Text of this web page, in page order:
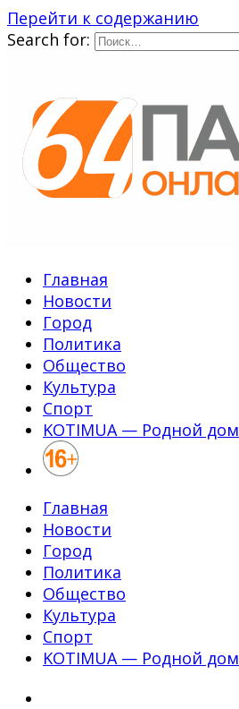
Перейти к содержанию
Search for:
Главная
Новости
Город
Политика
Общество
Культура
Спорт
KOTIMUA — Родной дом
Главная
Новости
Город
Политика
Общество
Культура
Спорт
KOTIMUA — Родной дом